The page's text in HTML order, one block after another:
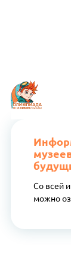
Со всей
можно